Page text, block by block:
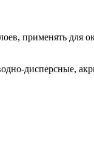
применять
дисперсные,